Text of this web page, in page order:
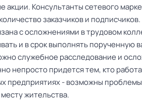
акции. Консультанты сетевого
заказчиков и
с осложнениями в трудовом
и в срок выполнять порученную
служебное расследование и
непросто придется тем, кто
предприятиях - возможны
жительства.